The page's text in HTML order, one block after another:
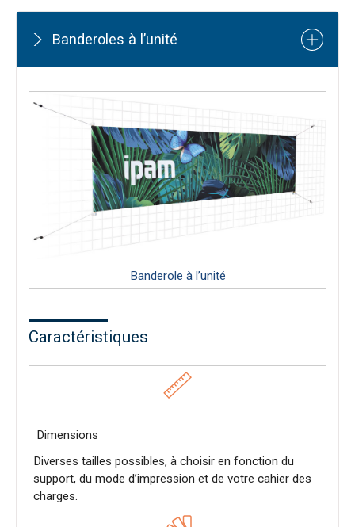
Banderoles à l’unité
Banderole à l’unité
Caractéristiques
Dimensions
Diverses tailles possibles, à choisir en fonction du
support, du mode d’impression et de votre cahier des
charges.